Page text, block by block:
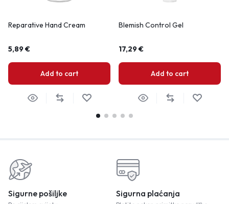
Reparative Hand Cream
5,89€
Add to cart
Blemish Control Gel
17,29€
Add to cart
Sigurne pošiljke Sigurna plaćanja